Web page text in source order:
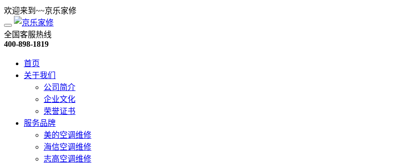
欢迎来到~~京乐家修
全国客服热线
400-898-1819
首页
关于我们
公司简介
企业文化
荣誉证书
服务品牌
美的空调维修
海信空调维修
志高空调维修